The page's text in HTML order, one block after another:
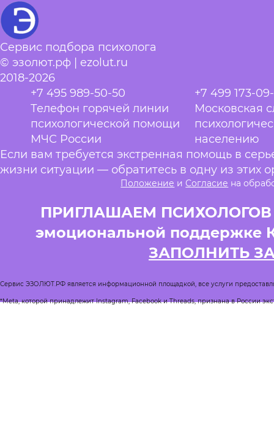
Сервис подбора психолога
© эзолют.рф | ezolut.ru
2018-2026
+7 495 989-50-50
Телефон горячей линии
психологической помощи
МЧС России
+7 499 173-
Московская
населению
Если вам требуется экстренная помощь в
жизни ситуации — обратитесь в одну из этих
Положение и Согласие на
ПРИГЛАШАЕМ ПСИХОЛОГОВ
эмоциональной поддержке
ЗАПОЛНИТЬ
Сервис ЭЗОЛЮТ.РФ является информационной площадкой, все услуги
*Meta, которой принадлежит Instagram, Facebook и Threads, признана в России